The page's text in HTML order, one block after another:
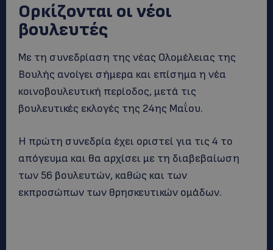
Ορκίζονται οι νέοι
βουλευτές
Με τη συνεδρίαση της νέας Ολομέλειας της
Βουλής ανοίγει σήμερα και επίσημα η νέα
κοινοβουλευτική περίοδος, μετά τις
βουλευτικές εκλογές της 24ης Μαΐου.
Η πρώτη συνεδρία έχει οριστεί για τις 4 το
απόγευμα και θα αρχίσει με τη διαβεβαίωση
των 56 βουλευτών, καθώς και των
εκπροσώπων των θρησκευτικών ομάδων.